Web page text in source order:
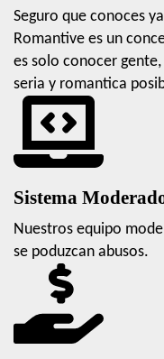
Seguro que conoces
Romantive es un
es solo conocer
seria y romantica
Sistema
Nuestros equipo
se poduzcan abusos.